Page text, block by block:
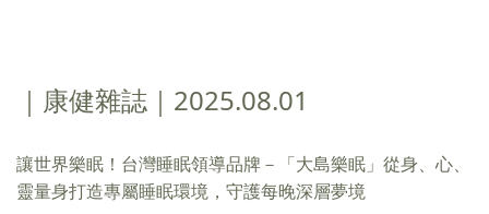
｜康健雜誌｜2025.08.01
讓世界樂眠！台灣睡眠領導品牌－「大島樂眠」從身、心、
靈量身打造專屬睡眠環境，守護每晚深層夢境